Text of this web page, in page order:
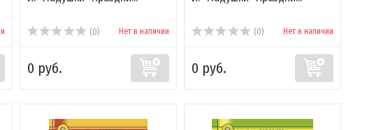
(0) Нет в наличии
0 руб.
(0) Нет в наличии
0 руб.